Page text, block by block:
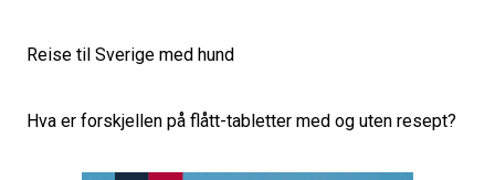
Reise til Sverige med hund
Hva er forskjellen på flått-tabletter med og uten resept?